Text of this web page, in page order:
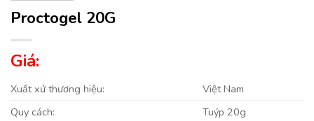
Proctogel 20G
Giá:
Xuất xứ thương hiệu:
Việt Nam
Quy cách:
Tuýp 20g